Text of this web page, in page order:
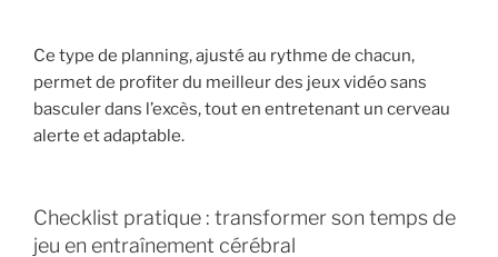
Ce type de planning, ajusté au rythme de chacun,
permet de profiter du meilleur des jeux vidéo sans
basculer dans l’excès, tout en entretenant un cerveau
alerte et adaptable.
Checklist pratique : transformer son temps de
jeu en entraînement cérébral